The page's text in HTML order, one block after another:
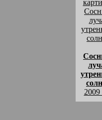
2009